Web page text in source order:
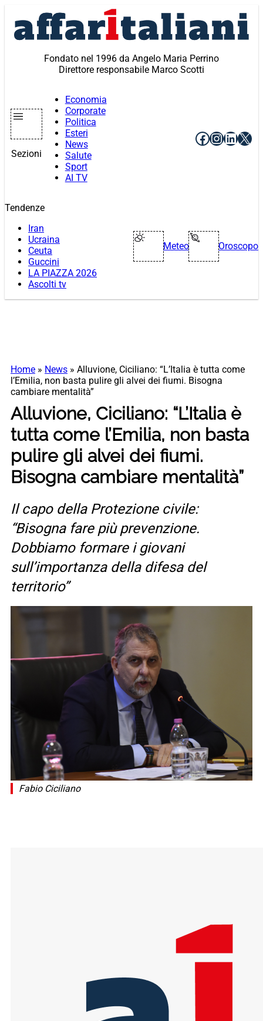
contenuto
Fondato nel 1996 da Angelo Maria Perrino
Direttore responsabile Marco Scotti
Sezioni
Economia
Corporate
Politica
Esteri
News
Salute
Sport
AI TV
Facebook
X
Tendenze
Iran
Ucraina
Ceuta
Guccini
LA PIAZZA 2026
Ascolti tv
Meteo Oroscopo
Home » News » Alluvione, Ciciliano: “L’Italia è tutta come
l’Emilia, non basta pulire gli alvei dei fiumi. Bisogna
cambiare mentalità”
Alluvione, Ciciliano: “L’Italia è
tutta come l’Emilia, non basta
pulire gli alvei dei fiumi.
Bisogna cambiare mentalità”
Il capo della Protezione civile:
“Bisogna fare più prevenzione.
Dobbiamo formare i giovani
sull’importanza della difesa del
territorio”
Fabio Ciciliano